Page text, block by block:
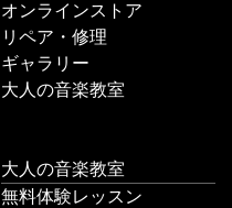
オンラインストア
リペア・修理
ギャラリー
大人の音楽教室
大人の音楽教室
無料体験レッスン